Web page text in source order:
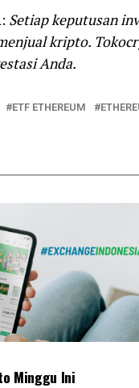
: Setiap keputusan
kripto.
Anda.
ETF ETHEREUM
Minggu Ini